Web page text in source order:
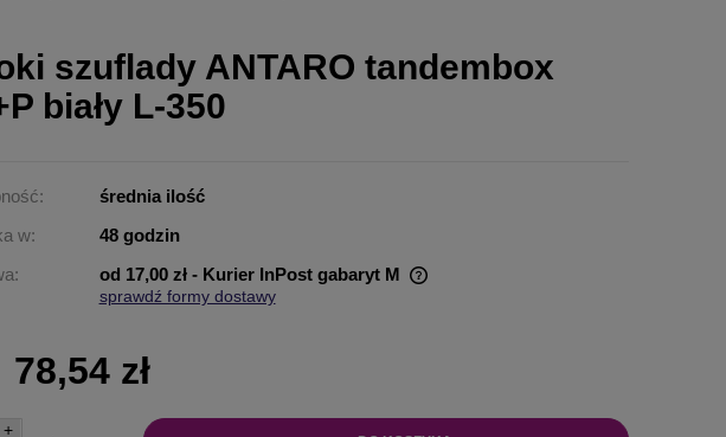
szuflady ANTARO tandembox
biały L-350
średnia ilość
w:
48 godzin
od 17,00 zł - Kurier InPost gabaryt M
sprawdź formy dostawy
78,54 zł
+